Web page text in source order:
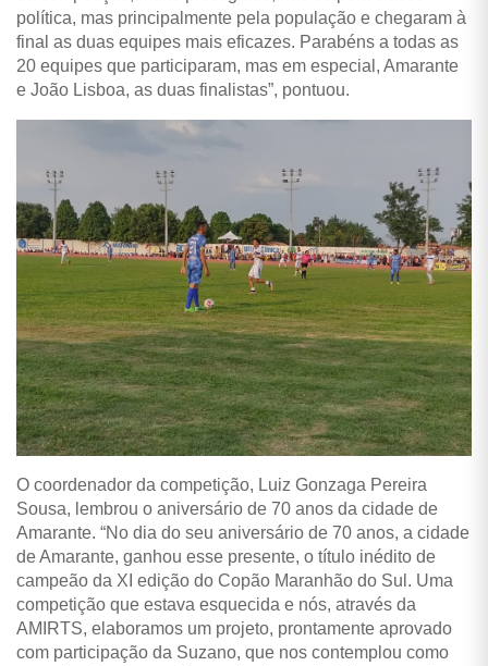
política, mas principalmente pela população e chegaram à
final as duas equipes mais eficazes. Parabéns a todas as
20 equipes que participaram, mas em especial, Amarante
e João Lisboa, as duas finalistas”, pontuou.
O coordenador da competição, Luiz Gonzaga Pereira
Sousa, lembrou o aniversário de 70 anos da cidade de
Amarante. “No dia do seu aniversário de 70 anos, a cidade
de Amarante, ganhou esse presente, o título inédito de
campeão da XI edição do Copão Maranhão do Sul. Uma
competição que estava esquecida e nós, através da
AMIRTS, elaboramos um projeto, prontamente aprovado
com participação da Suzano, que nos contemplou como